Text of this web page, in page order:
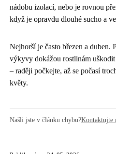
nádobu izolací, nebo je rovnou
když je opravdu dlouhé sucho a
Nejhorší je často březen a duben.
výkyvy dokážou rostlinám
– raději počkejte, až se počasí
květy.
Našli jste v článku chybu?Kontaktujte